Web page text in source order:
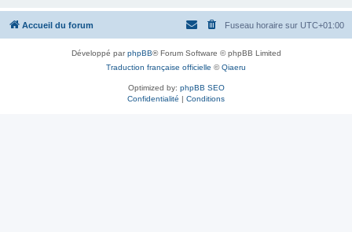
Accueil du forum Fuseau horaire sur UTC+01:00
Développé parphpBB® Forum Software © phpBB Limited
Traduction française officielle ©Qiaeru
Optimized by: phpBB SEO
Confidentialité | Conditions